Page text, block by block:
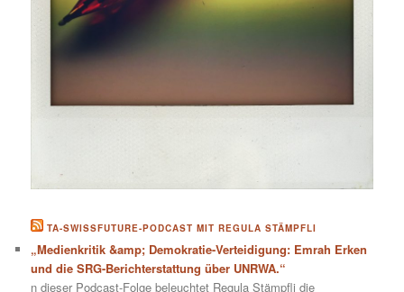
TA-SWISSFUTURE-PODCAST MIT REGULA STÄMPFLI
„Medienkritik &amp; Demokratie-Verteidigung: Emrah Erken
und die SRG-Berichterstattung über UNRWA.“
n dieser Podcast-Folge beleuchtet Regula Stämpfli die